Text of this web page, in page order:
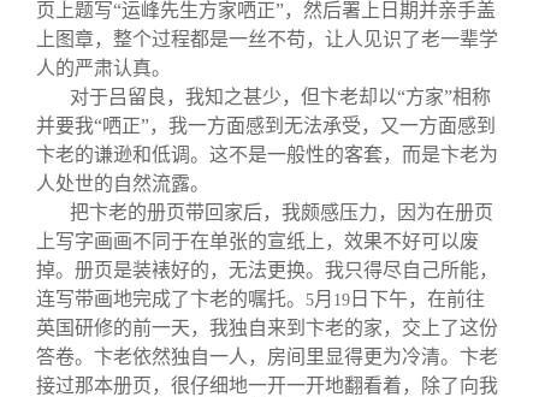
页上题写“运峰先生方家哂正”，然后署上日期并亲手盖
上图章，整个过程都是一丝不苟，让人见识了老一辈学
人的严肃认真。
对于吕留良，我知之甚少，但卞老却以“方家”相称
并要我“哂正”，我一方面感到无法承受，又一方面感到
卞老的谦逊和低调。这不是一般性的客套，而是卞老为
人处世的自然流露。
把卞老的册页带回家后，我颇感压力，因为在册页
上写字画画不同于在单张的宣纸上，效果不好可以废
掉。册页是装裱好的，无法更换。我只得尽自己所能，
连写带画地完成了卞老的嘱托。 5月 19 日下午，在前往
英国研修的前一天，我独自来到卞老的家，交上了这份
答卷。卞老依然独自一人，房间里显得更为冷清。卞老
接过那本册页，很仔细地一开一开地翻看着，除了向我